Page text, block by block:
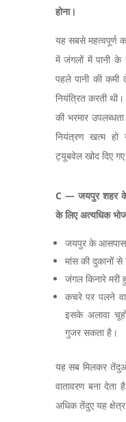
होना।
यह सबसे महत्वपूर्ण
में जंगलों में पानी के
पहले पानी की
नियंत्रित करती
की भरमार
नियंत्रण खत्म
ट्यूबवेल खोद दिए
C — जयपुर शहर
के लिए अत्यधिक
जयपुर के
मांस की दुकानों
जंगल किनारे मरी
कचरे पर पलने
इसके अलावा
गुजर सकता है।
यह सब मिलकर
वातावरण बना देता
अधिक तेंदुए यह